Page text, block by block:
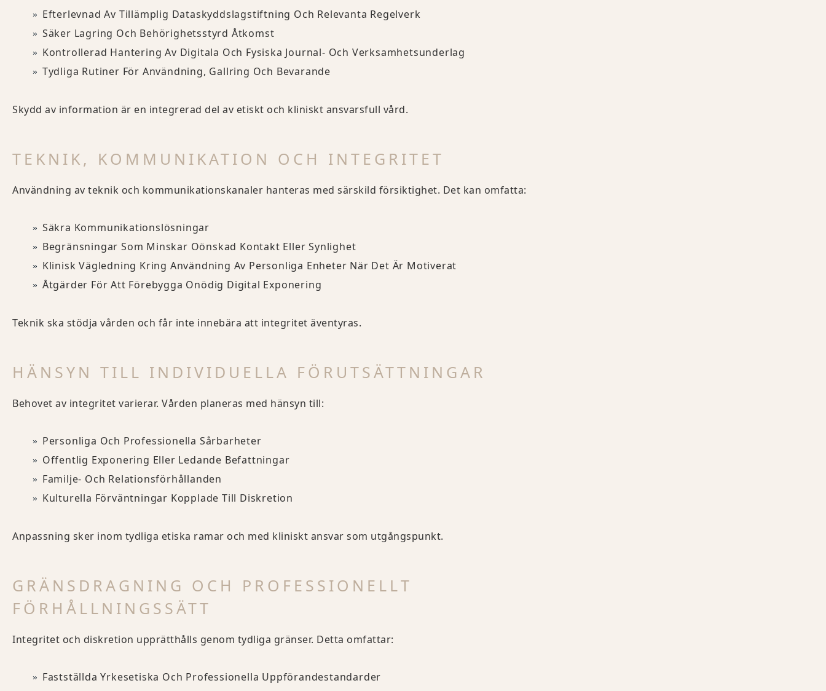
Efterlevnad Av Tillämplig Dataskyddslagstiftning Och Relevanta Regelverk
Säker Lagring Och Behörighetsstyrd Åtkomst
Kontrollerad Hantering Av Digitala Och Fysiska Journal- Och Verksamhetsunderlag
Tydliga Rutiner För Användning, Gallring Och Bevarande
Skydd av information är en integrerad del av etiskt och kliniskt ansvarsfull vård.
TEKNIK, KOMMUNIKATION OCH INTEGRITET
Användning av teknik och kommunikationskanaler hanteras med särskild försiktighet. Det kan omfatta:
Säkra Kommunikationslösningar
Begränsningar Som Minskar Oönskad Kontakt Eller Synlighet
Klinisk Vägledning Kring Användning Av Personliga Enheter När Det Är Motiverat
Åtgärder För Att Förebygga Onödig Digital Exponering
Teknik ska stödja vården och får inte innebära att integritet äventyras.
HÄNSYN TILL INDIVIDUELLA FÖRUTSÄTTNINGAR
Behovet av integritet varierar. Vården planeras med hänsyn till:
Personliga Och Professionella Sårbarheter
Offentlig Exponering Eller Ledande Befattningar
Familje- Och Relationsförhållanden
Kulturella Förväntningar Kopplade Till Diskretion
Anpassning sker inom tydliga etiska ramar och med kliniskt ansvar som utgångspunkt.
GRÄNSDRAGNING OCH PROFESSIONELLT
FÖRHÅLLNINGSSÄTT
Integritet och diskretion upprätthålls genom tydliga gränser. Detta omfattar:
Fastställda Yrkesetiska Och Professionella Uppförandestandarder